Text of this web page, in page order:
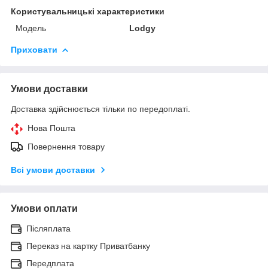
Користувальницькі характеристики
Мoдель
Lodgy
Приховати
Умови доставки
Доставка здійснюється тільки по передоплаті.
Нова Пошта
Повернення товару
Всі умови доставки
Умови оплати
Післяплата
Переказ на картку Приватбанку
Передплата